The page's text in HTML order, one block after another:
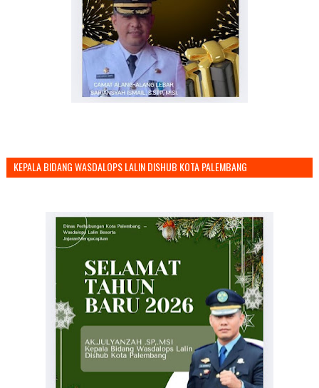
KEPALA BIDANG WASDALOPS LALIN DISHUB KOTA PALEMBANG